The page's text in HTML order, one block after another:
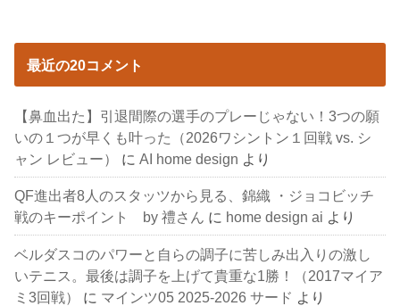
最近の20コメント
【鼻血出た】引退間際の選手のプレーじゃない！3つの願
いの１つが早くも叶った（2026ワシントン１回戦 vs. シ
ャン レビュー）
にAI home design より
QF進出者8人のスタッツから見る、錦織 ・ジョコビッチ
戦のキーポイント by 禮さん に home design ai より
ベルダスコのパワーと自らの調子に苦しみ出入りの激し
いテニス。最後は調子を上げて貴重な1勝！（2017マイア
ミ3回戦）
に マインツ05 2025-2026 サード より